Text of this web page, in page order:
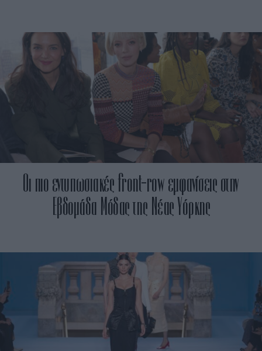
Οι πιο εντυπωσιακές front-row εμφανίσεις στην
Εβδομάδα Μόδας της Νέας Υόρκης